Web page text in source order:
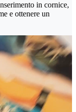
in cornice,
e ottenere un